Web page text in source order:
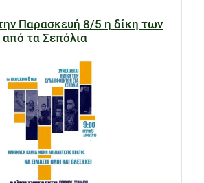
Παρασκευή 8/5 η δίκη των
τα Σεπόλια